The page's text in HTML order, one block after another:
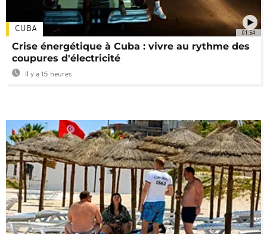
01:54
CUBA
Crise énergétique à Cuba : vivre au rythme des
coupures d'électricité
Il y a 15 heures